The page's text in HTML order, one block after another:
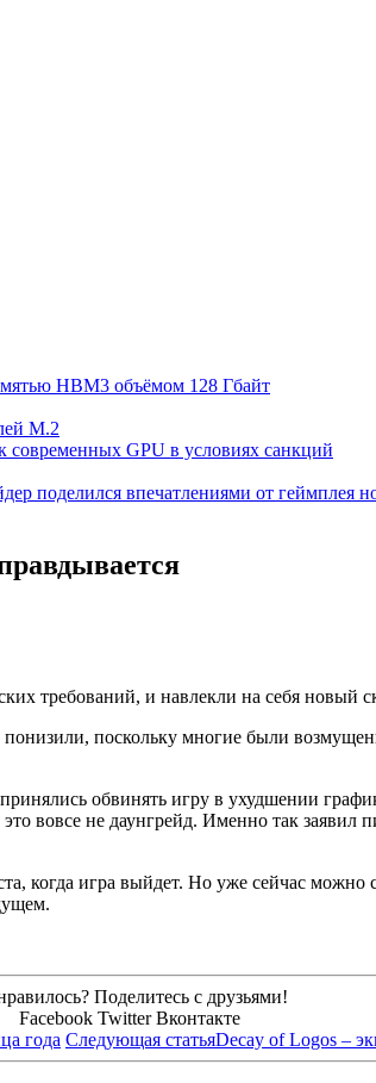
HBM3 объёмом 128 Гбайт
M.2
современных GPU в условиях санкций
поделился впечатлениями от геймплея
требований, и навлекли на себя новый
поскольку многие были
обвинять игру в ухудшении
вовсе не даунгрейд. Именно так
когда игра выйдет. Но уже сейчас
Поделитесь с друзьями!
Facebook Twitter Вконтакте
года Следующая статьяDecay of Logos –